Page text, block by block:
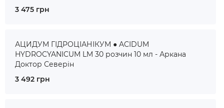
3 475 грн
АЦИДУМ ГІДРОЦІАНІКУМ ● ACIDUM
HYDROCYANICUM LM 30 розчин 10 мл - Аркана
Доктор Северін
3 492 грн